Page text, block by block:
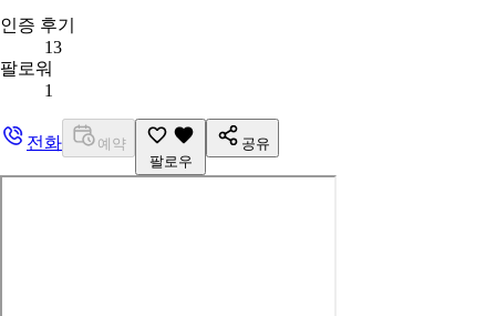
인증 후기
13
팔로워
1
전화
예약
팔로우
공유